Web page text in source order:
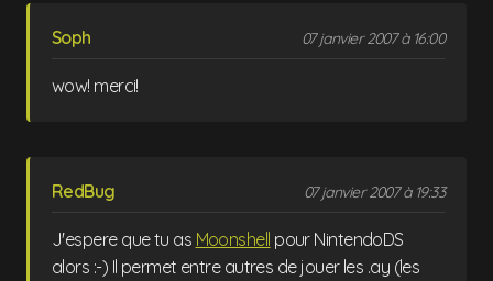
Soph 07 janvier 2007 à 16:00
wow! merci!
RedBug 07 janvier 2007 à 19:33
J'espere que tu as Moonshell pour NintendoDS
alors :-) Il permet entre autres de jouer les .ay (les